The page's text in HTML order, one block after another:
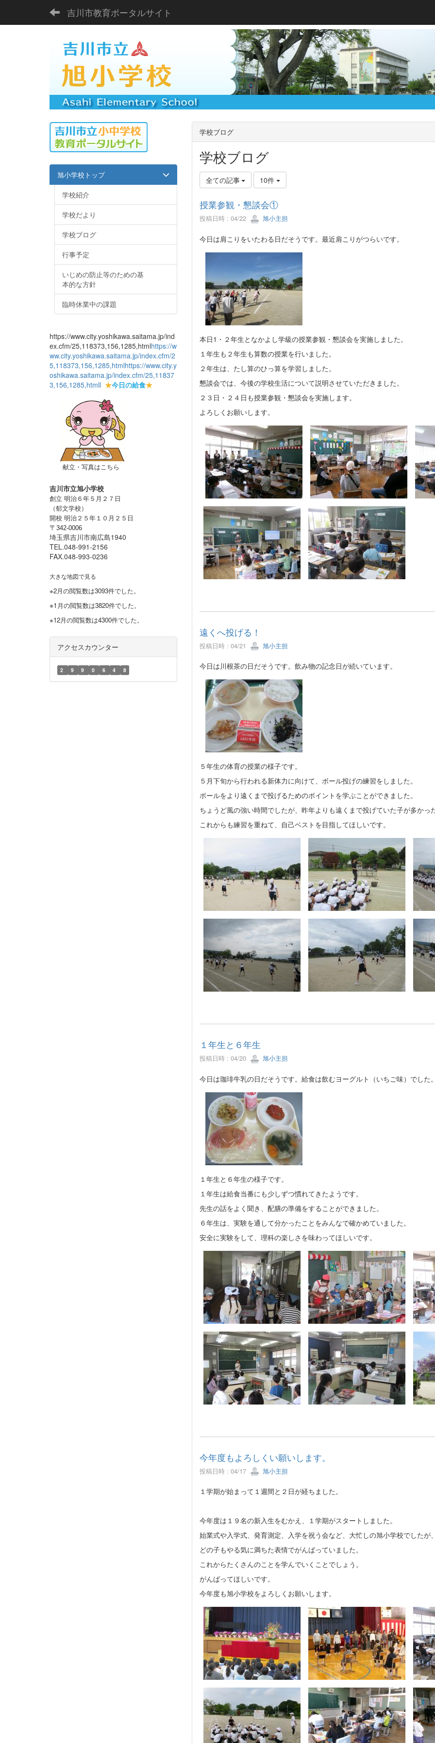
吉川市教育ポータルサイト
学校ブログ
学校ブログ
全ての記事 10件
授業参観・懇談会①
投稿日時 : 04/22 旭小主担
今日は肩こりをいたわる日だそうです。最近肩こりがつらいです。
本日1・２年生となかよし学級の授業参観・懇談会を実施しました。
１年生も２年生も算数の授業を行いました。
２年生は、たし算のひっ算を学習しました。
懇談会では、今後の学校生活について説明させていただきました。
２３日・２４日も授業参観・懇談会を実施します。
よろしくお願いします。
遠くへ投げる！
投稿日時 : 04/21 旭小主担
今日は川根茶の日だそうです。飲み物の記念日が続いています。
５年生の体育の授業の様子です。
５月下旬から行われる新体力に向けて、ボール投げの練習をしました。
ボールをより遠くまで投げるためのポイントを学ぶことができました。
ちょうど風の強い時間でしたが、昨年よりも遠くまで投げていた子が多かっ
これからも練習を重ねて、自己ベストを目指してほしいです。
１年生と６年生
投稿日時 : 04/20 旭小主担
今日は珈琲牛乳の日だそうです。給食は飲むヨーグルト（いちご味）でした
１年生と６年生の様子です。
１年生は給食当番にも少しずつ慣れてきたようです。
先生の話をよく聞き、配膳の準備をすることができました。
６年生は、実験を通して分かったことをみんなで確かめていました。
安全に実験をして、理科の楽しさを味わってほしいです。
今年度もよろしくい願いします。
投稿日時 : 04/17 旭小主担
１学期が始まって１週間と２日が経ちました。
今年度は１９名の新入生をむかえ、１学期がスタートしました。
始業式や入学式、発育測定、入学を祝う会など、大忙しの旭小学校でしたが
どの子もやる気に満ちた表情でがんばっていました。
これからたくさんのことを学んでいくことでしょう。
がんばってほしいです。
今年度も旭小学校をよろしくお願いします。
旭小学校トップ
学校紹介
学校だより
学校ブログ
行事予定
いじめの防止等のための基
本的な方針
臨時休業中の課題
https://www.city.yoshikawa.saitama.jp/ind
ex.cfm/25,118373,156,1285,htmlhttps://w
ww.city.yoshikawa.saitama.jp/index.cfm/2
5,118373,156,1285,htmlhttps://www.city.y
oshikawa.saitama.jp/index.cfm/25,11837
3,156,1285,htmll ★今日の給食★
献立・写真はこちら
吉川市立旭小学校
創立 明治６年５月２７日
（郁文学校）
開校 明治２５年１０月２５日
〒 342-0006
埼玉県吉川市南広島1940
TEL.048-991-2156
FAX.048-993-0236
大きな地図で見る
※2月の閲覧数は3093件でした。
※1 月の閲覧数は3820件でした。
※12月の閲覧数は4300件でした。
アクセスカウンター
2 9 9 0 6 4 8